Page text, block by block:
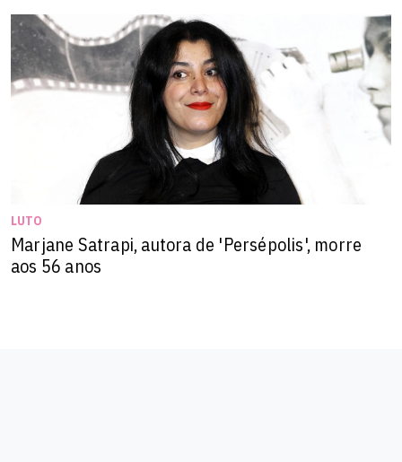
LUTO
Marjane Satrapi, autora de 'Persépolis', morre
aos 56 anos